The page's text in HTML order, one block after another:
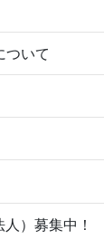
ついて
）募集中！